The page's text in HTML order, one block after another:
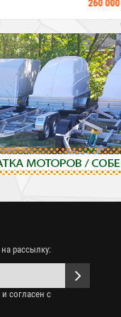
305
рассылку:
и согласен с